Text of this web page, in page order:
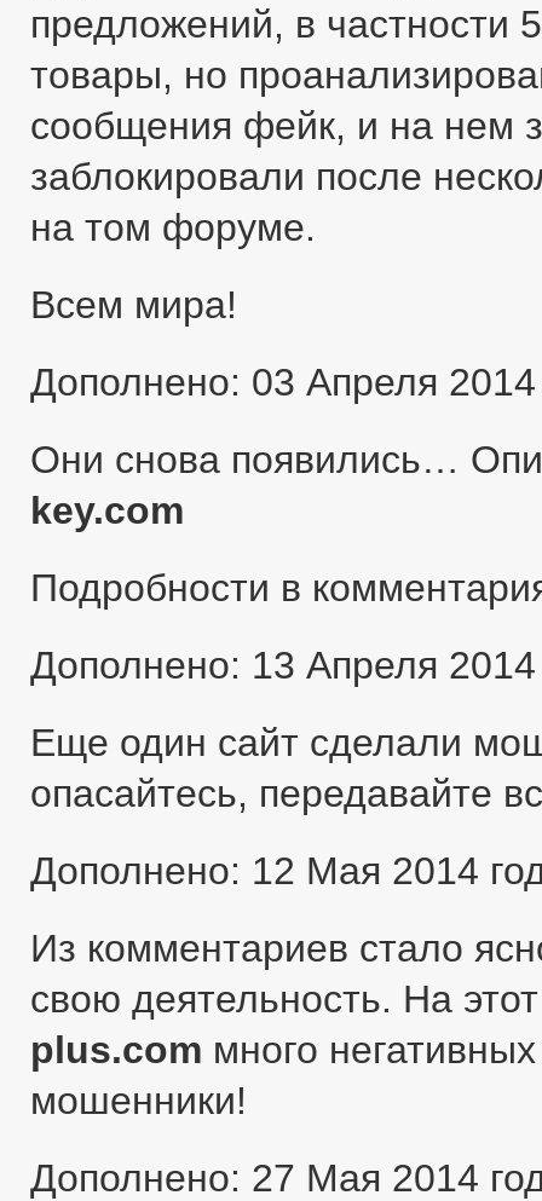
предложений, в частности
товары, но
сообщения фейк, и на нем
заблокировали после
на том форуме.
Всем мира!
Дополнено: 03 Апреля 2014
Они снова появились…
key.com
Подробности в
Дополнено: 13 Апреля 2014
Еще один сайт сделали
опасайтесь, передавайте
Дополнено: 12 Мая 2014
Из комментариев стало
свою деятельность. На
plus.com много
мошенники!
Дополнено: 27 Мая 2014